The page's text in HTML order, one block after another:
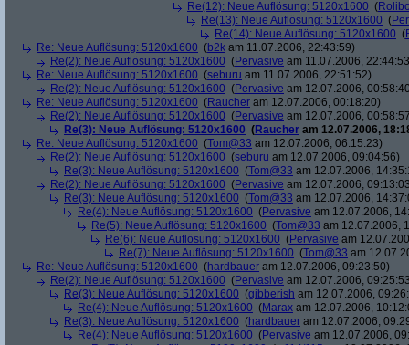
Re(12): Neue Auflösung: 5120x1600 (
Re(13): Neue Auflösung: 5120x1600 (
Re(14): Neue Auflösung: 5120x1600 (
Re: Neue Auflösung: 5120x1600 (b2k am 11.07.2006, 22:43:59)
Re(2): Neue Auflösung: 5120x1600 (Pervasive am 11.07.2006,
Re: Neue Auflösung: 5120x1600 (seburu am 11.07.2006, 22:51:52)
Re(2): Neue Auflösung: 5120x1600 (Pervasive am 12.07.2006,
Re: Neue Auflösung: 5120x1600 (Raucher am 12.07.2006, 00:18:20)
Re(2): Neue Auflösung: 5120x1600 (Pervasive am 12.07.2006,
Re(3): Neue Auflösung: 5120x1600 (Raucher am 12.07.2006,
Re: Neue Auflösung: 5120x1600 (Tom@33 am 12.07.2006, 06:15:23)
Re(2): Neue Auflösung: 5120x1600 (seburu am 12.07.2006, 09:04:56)
Re(3): Neue Auflösung: 5120x1600 (Tom@33 am 12.07.2006,
Re(2): Neue Auflösung: 5120x1600 (Pervasive am 12.07.2006,
Re(3): Neue Auflösung: 5120x1600 (Tom@33 am 12.07.2006,
Re(4): Neue Auflösung: 5120x1600 (Pervasive am 12.07.2006,
Re(5): Neue Auflösung: 5120x1600 (Tom@33 am 12.07.2006,
Re(6): Neue Auflösung: 5120x1600 (Pervasive am
Re(7): Neue Auflösung: 5120x1600 (Tom@33 am
Re: Neue Auflösung: 5120x1600 (hardbauer am 12.07.2006, 09:23:50)
Re(2): Neue Auflösung: 5120x1600 (Pervasive am 12.07.2006,
Re(3): Neue Auflösung: 5120x1600 (gibberish am 12.07.2006,
Re(4): Neue Auflösung: 5120x1600 (Marax am 12.07.2006,
Re(3): Neue Auflösung: 5120x1600 (hardbauer am 12.07.2006,
Re(4): Neue Auflösung: 5120x1600 (Pervasive am 12.07.2006,